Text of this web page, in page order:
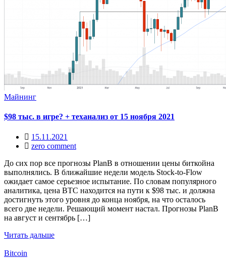
Майнинг
$98 тыс. в игре? + теханализ от 15 ноября 2021
15.11.2021
zero comment
До сих пор все прогнозы PlanB в отношении цены биткойна
выполнялись. В ближайшие недели модель Stock-to-Flow
ожидает самое серьезное испытание. По словам популярного
аналитика, цена BTC находится на пути к $98 тыс. и должна
достигнуть этого уровня до конца ноября, на что осталось
всего две недели. Решающий момент настал. Прогнозы PlanB
на август и сентябрь […]
Читать дальше
Bitcoin